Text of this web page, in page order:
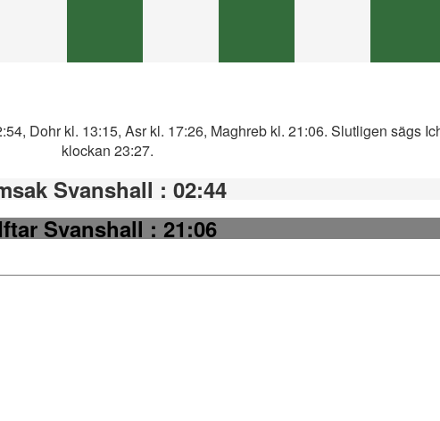
Dohr kl. 13:15, Asr kl. 17:26, Maghreb kl. 21:06. Slutligen sägs
klockan 23:27.
Svanshall : 02:44
Svanshall: 21:06